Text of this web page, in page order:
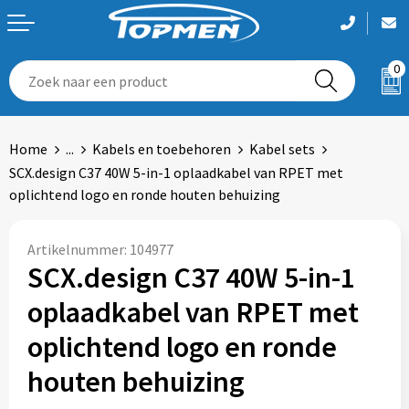
0
Aanstekers
Bidons en Sportflessen
Elektronica, Gadgets en USB
Feestartikelen
Fitness
Huis, Tuin en Keuken
Kantoor en Zakelijk
Accessoires voor tassen
Autotassen
Boodschappentassen
Bowlingtassen
Crossbody tassen
Documententassen
Draagtassen
Armwarmers
Bodywarmers
Broeken
Gilets
Handschoenen en Sjaals
Jassen
Kleding sets
Been- en voetbescherming
Bodywarmers
Broeken en Rokken
Caps, Hoeden en Mutsen
Gereedschap
Gilets
Handschoenen en Sjaals
Badtextiel en Douche
Blazers
Bodywarmers
Broeken en Rokken
Caps, Hoeden en Mutsen
Dekens, Fleecedekens en Kussens
Gezichtsmaskers en mondkapjes
Home ... Kabels en toebehoren
Kabel sets
SCX.design C37 40W 5-in-1 oplaadkabel van RPET met
oplichtend logo en ronde houten behuizing
Artikelnummer: 104977
SCX.design C37 40W 5-in-1
oplaadkabel van RPET met
oplichtend logo en ronde
houten behuizing